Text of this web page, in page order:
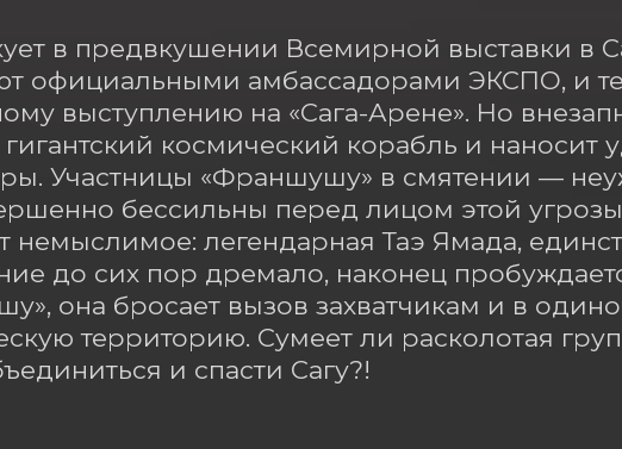
в предвкушении Всемирной выставки в
официальными амбассадорами ЭКСПО, и
выступлению на «Сага-Арене». Но
космический корабль и наносит
Участницы «Франшушу» в смятении —
бессильны перед лицом этой
легендарная Таэ Ямада,
до сих пор дремало, наконец
она бросает вызов захватчикам и в
территорию. Сумеет ли расколотая
и спасти Сагу?!